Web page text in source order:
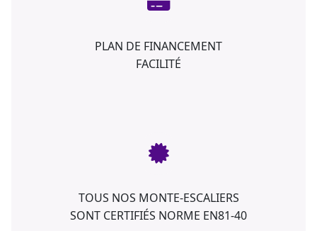
PLAN DE FINANCEMENT
FACILITÉ
TOUS NOS MONTE-ESCALIERS
SONT CERTIFIÉS NORME EN81-40